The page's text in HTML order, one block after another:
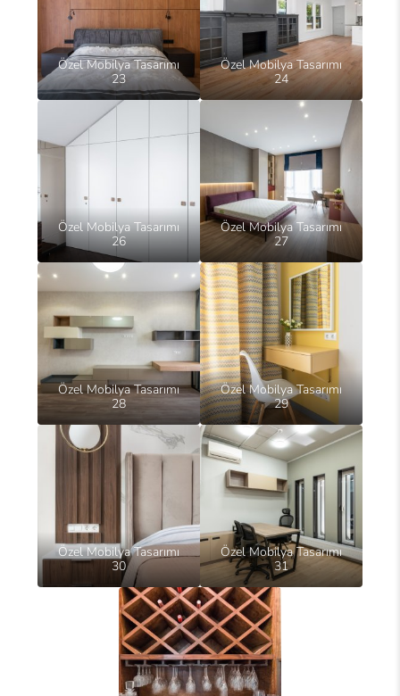
Özel Mobilya Tasarımı
23
Özel Mobilya Tasarımı
24
Özel Mobilya Tasarımı
26
Özel Mobilya Tasarımı
27
Özel Mobilya Tasarımı
28
Özel Mobilya Tasarımı
29
Özel Mobilya Tasarımı
30
Özel Mobilya Tasarımı
31